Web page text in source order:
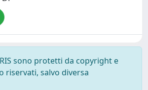
sono protetti da copyright e
riservati, salvo diversa